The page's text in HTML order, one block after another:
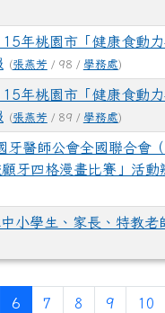
年桃園市「健康食動
(張燕芳 / 98 / 學務處)
年桃園市「健康食動
(張燕芳 / 89 / 學務處)
牙醫師公會全國聯合會
牙四格漫畫比賽」活動
小學生、家長、特教老
6 (current)
7 8 9 10